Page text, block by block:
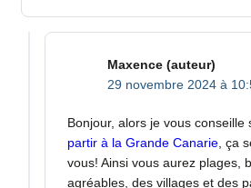
Maxence (auteur)
29 novembre 2024 à
Bonjour, alors je vous conseille
partir à la Grande Canarie , ça
vous! Ainsi vous aurez plages,
agréables, des villages et des